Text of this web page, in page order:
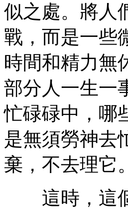
似之處。將人
戰，而是一些
時間和精力無
部分人一生一
忙碌碌中，哪
是無須勞神去
棄，不去理它。
這時，這個